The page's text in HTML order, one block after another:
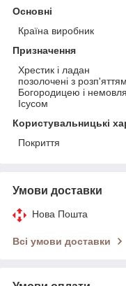
Основні
Країна виробник
Призначення
Хрестик і ладан
позолочені з
Богородицею і
Ісусом
Користувальницькі
Покриття
Умови доставки
Нова Пошта
Всі умови доставки